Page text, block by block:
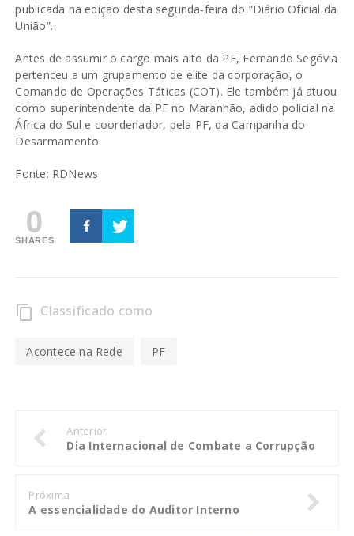
publicada na edição desta segunda-feira do “Diário Oficial da
União”.
Antes de assumir o cargo mais alto da PF, Fernando Segóvia
pertenceu a um grupamento de elite da corporação, o
Comando de Operações Táticas (COT). Ele também já atuou
como superintendente da PF no Maranhão, adido policial na
África do Sul e coordenador, pela PF, da Campanha do
Desarmamento.
Fonte: RDNews
0
SHARES
content_copy Classificado como
Acontece na Rede PF
Anterior
Dia Internacional de Combate a Corrupção
Próxima
A essencialidade do Auditor Interno